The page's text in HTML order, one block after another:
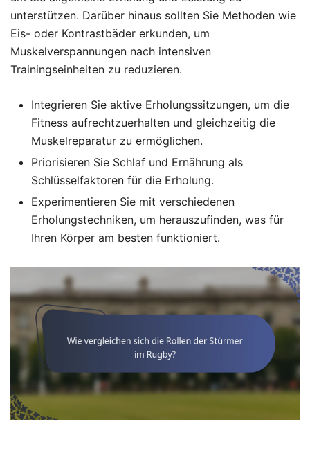
unterstützen. Darüber hinaus sollten Sie Methoden wie
Eis- oder Kontrastbäder erkunden, um
Muskelverspannungen nach intensiven
Trainingseinheiten zu reduzieren.
Integrieren Sie aktive Erholungssitzungen, um die
Fitness aufrechtzuerhalten und gleichzeitig die
Muskelreparatur zu ermöglichen.
Priorisieren Sie Schlaf und Ernährung als
Schlüsselfaktoren für die Erholung.
Experimentieren Sie mit verschiedenen
Erholungstechniken, um herauszufinden, was für
Ihren Körper am besten funktioniert.